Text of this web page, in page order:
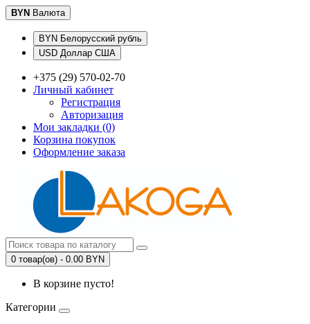
BYN Валюта
BYN Белорусский рубль
USD Доллар США
+375 (29) 570-02-70
Личный кабинет
Регистрация
Авторизация
Мои закладки (0)
Корзина покупок
Оформление заказа
0 товар(ов) - 0.00 BYN
В корзине пусто!
Категории